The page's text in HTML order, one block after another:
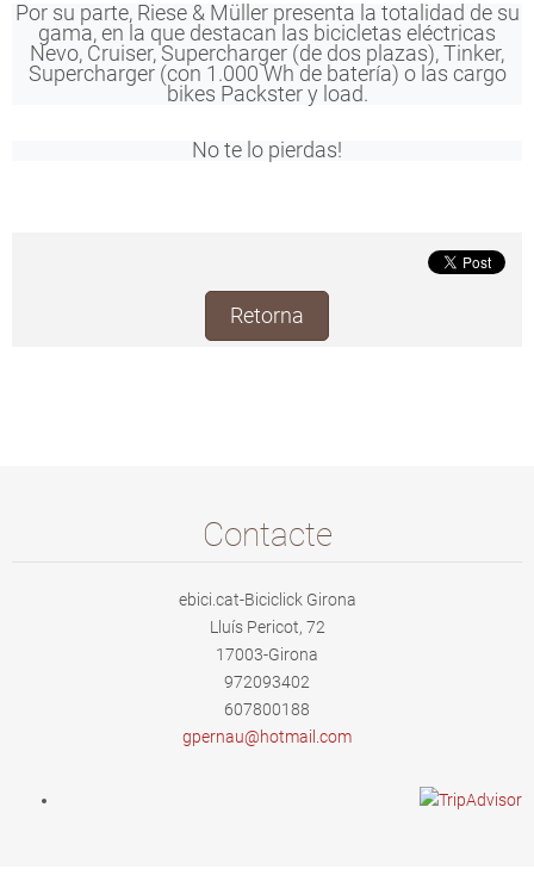
Por su parte, Riese & Müller presenta la totalidad de su
gama, en la que destacan las bicicletas eléctricas
Nevo, Cruiser, Supercharger (de dos plazas), Tinker,
Supercharger (con 1.000 Wh de batería) o las cargo
bikes Packster y load.
No te lo pierdas!
Retorna
Contacte
ebici.cat-Biciclick Girona
Lluís Pericot, 72
17003-Girona
972093402
607800188
gpernau@hotmail. com